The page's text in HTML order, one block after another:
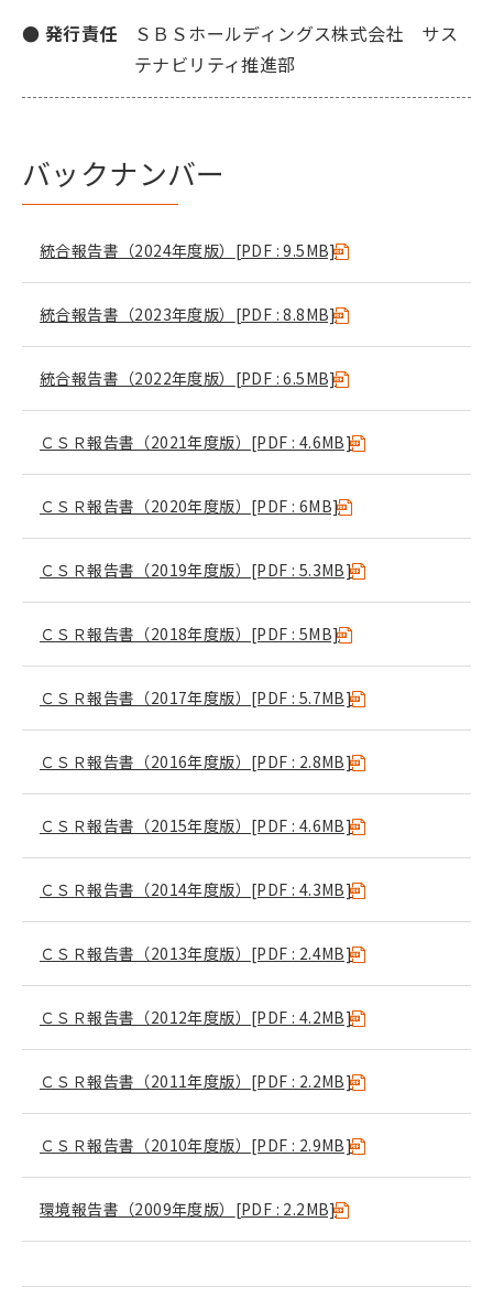
● 発行責任
ＳＢＳホールディングス株式会社 サス
テナビリティ推進部
バックナンバー
統合報告書（2024年度版） [PDF : 9.5MB]
統合報告書（2023年度版） [PDF : 8.8MB]
統合報告書（2022年度版） [PDF : 6.5MB]
ＣＳＲ報告書（2021年度版） [PDF : 4.6MB]
ＣＳＲ報告書（2020年度版） [PDF : 6MB]
ＣＳＲ報告書（2019年度版） [PDF : 5.3MB]
ＣＳＲ報告書（2018年度版） [PDF : 5MB]
ＣＳＲ報告書（2017年度版） [PDF : 5.7MB]
ＣＳＲ報告書（2016年度版） [PDF : 2.8MB]
ＣＳＲ報告書（2015年度版） [PDF : 4.6MB]
ＣＳＲ報告書（2014年度版） [PDF : 4.3MB]
ＣＳＲ報告書（2013年度版） [PDF : 2.4MB]
ＣＳＲ報告書（2012年度版） [PDF : 4.2MB]
ＣＳＲ報告書（2011年度版） [PDF : 2.2MB]
ＣＳＲ報告書（2010年度版） [PDF : 2.9MB]
環境報告書（2009年度版） [PDF : 2.2MB]